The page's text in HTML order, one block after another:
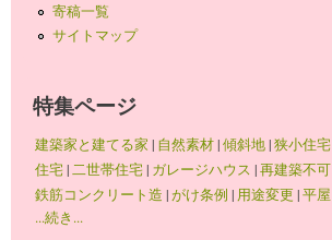
寄稿一覧
サイトマップ
特集ページ
建築家と建てる家 | 自然素材|傾斜地|狭小住宅
住宅|二世帯住宅| ガレージハウス |再建築不可
鉄筋コンクリート造 |がけ条例 | 用途変更 |平屋
...続き...